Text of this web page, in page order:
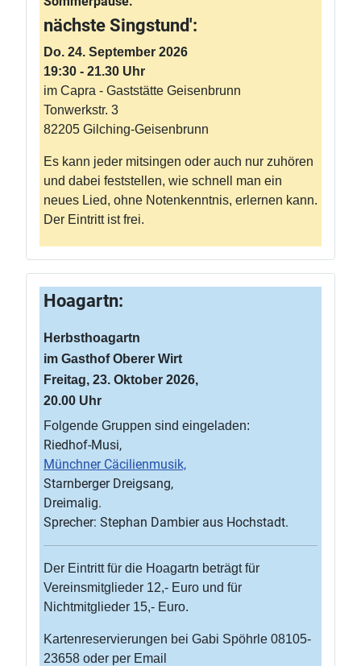
nächste Singstund':
Do. 24. September 2026
19:30 - 21.30 Uhr
im Capra - Gaststätte Geisenbrunn
Tonwerkstr. 3
82205 Gilching-Geisenbrunn
Es kann jeder mitsingen oder auch nur zuhören
und dabei feststellen, wie schnell man ein
neues Lied, ohne Notenkenntnis, erlernen kann.
Der Eintritt ist frei.
Hoagartn:
Herbsthoagartn
im Gasthof Oberer Wirt
Freitag, 23. Oktober 2026,
20.00 Uhr
Folgende Gruppen sind eingeladen:
Riedhof-Musi,
Münchner Cäcilienmusik,
Starnberger Dreigsang,
Dreimalig.
Sprecher: Stephan Dambier aus Hochstadt.
Der Eintritt für die Hoagartn beträgt für
Vereinsmitglieder 12,- Euro und für
Nichtmitglieder 15,- Euro.
Kartenreservierungen bei Gabi Spöhrle 08105-
23658 oder per Email